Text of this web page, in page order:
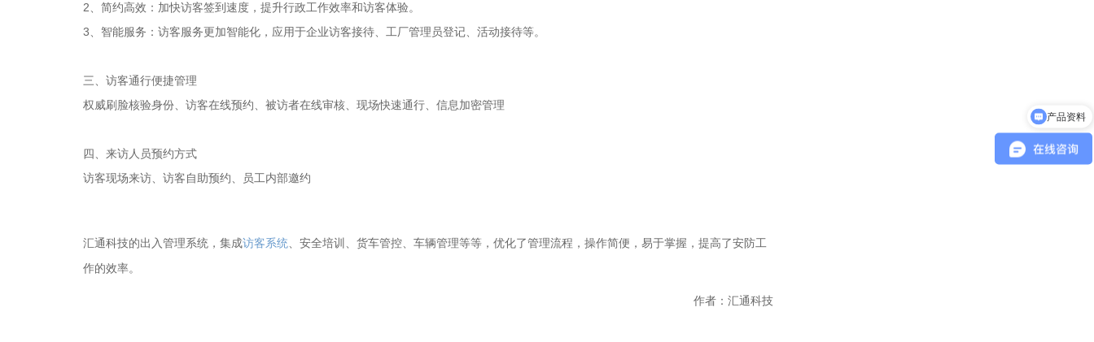
2、简约高效：加快访客签到速度，提升行政工作效率和访客体验。
3、智能服务：访客服务更加智能化，应用于企业访客接待、工厂管理员登记、活动接待等。
三、访客通行便捷管理
权威刷脸核验身份、访客在线预约、被访者在线审核、现场快速通行、信息加密管理
四、来访人员预约方式
访客现场来访、访客自助预约、员工内部邀约
汇通科技的出入管理系统，集成访客系统 、安全培训、货车管控、车辆管理等等，优化了管理流程，操作简便，易于掌握，提高了安防工
作的效率。
作者：汇通科技
系统部署方式